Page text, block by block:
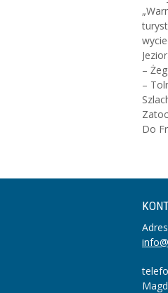
–
–
Do